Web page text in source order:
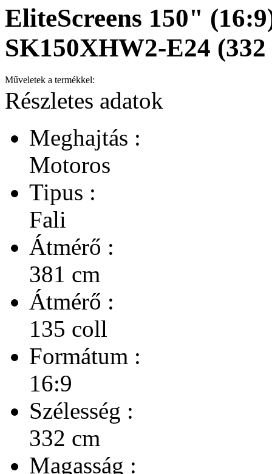
EliteScreens 150"
SK150XHW2-E24
Műveletek a termékkel:
Részletes adatok
Meghajtás :
Motoros
Tipus :
Fali
Átmérő :
381 cm
Átmérő :
135 coll
Formátum :
16:9
Szélesség :
332 cm
Magasság :